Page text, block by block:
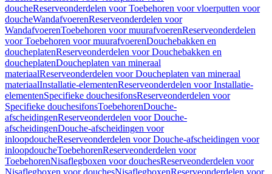
doucheReserveonderdelen voor Toebehoren voor vloerputten voor
doucheWandafvoerenReserveonderdelen voor
WandafvoerenToebehoren voor muurafvoerenReserveonderdelen
voor Toebehoren voor muurafvoerenDouchebakken en
doucheplatenReserveonderdelen voor Douchebakken en
doucheplatenDoucheplaten van mineraal
materiaalReserveonderdelen voor Doucheplaten van mineraal
materiaalInstallatie-elementenReserveonderdelen voor Installatie-
elementenSpecifieke douchesifonsReserveonderdelen voor
Specifieke douchesifonsToebehorenDouche-
afscheidingenReserveonderdelen voor Douche-
afscheidingenDouche-afscheidingen voor
inloopdoucheReserveonderdelen voor Douche-afscheidingen voor
inloopdoucheToebehorenReserveonderdelen voor
ToebehorenNisaflegboxen voor douchesReserveonderdelen voor
Nisaflegboxen voor douchesNisaflegboxenReserveonderdelen voor